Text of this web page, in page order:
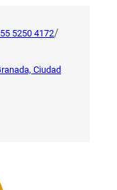
5250 4172/
Ciudad